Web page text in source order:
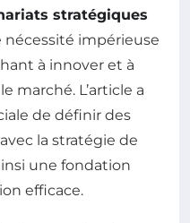
stratégiques
impérieuse
à innover et à
marché. L’article a
de définir des
la stratégie de
une fondation
efficace.